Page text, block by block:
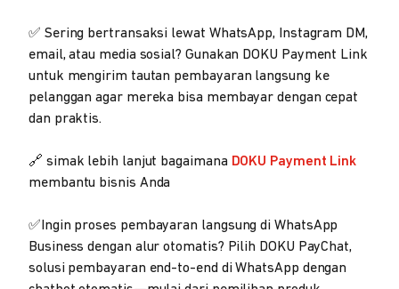
✅ Sering bertransaksi lewat WhatsApp, Instagram DM,
email, atau media sosial? Gunakan DOKU Payment Link
untuk mengirim tautan pembayaran langsung ke
pelanggan agar mereka bisa membayar dengan cepat
dan praktis.
🔗 simak lebih lanjut bagaimana DOKU Payment Link
membantu bisnis Anda
✅Ingin proses pembayaran langsung di WhatsApp
Business dengan alur otomatis? Pilih DOKU PayChat,
solusi pembayaran end-to-end di WhatsApp dengan